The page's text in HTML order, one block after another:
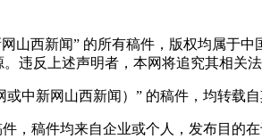
山西新闻” 的所有稿件，版权均属于
违反上述声明者，本网将追究其相关法
中新网山西新闻）” 的稿件，均转载
，稿件均来自企业或个人，发布目的